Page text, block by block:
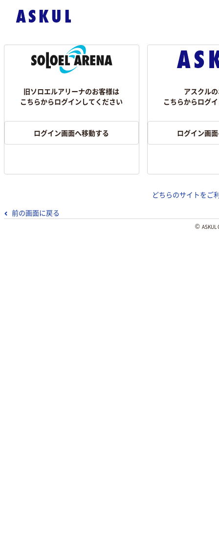
旧ソロエルアリーナのお客様は
こちらからログインしてください
ログイン画面へ移動する
アスクル
こちらからログ
ログイン画
どちらのサイトをご
前の画面に戻る
©